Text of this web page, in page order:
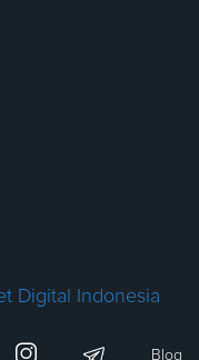
Digital Indonesia
Blog